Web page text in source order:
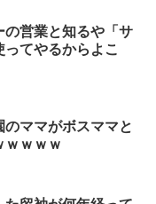
の営業と知るや「サ
てやるからよこ
ママがボスママと
ｗｗｗｗ